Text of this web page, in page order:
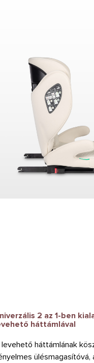
2 az 1-ben
háttámlával
háttámlának
ülésmagasítóvá,